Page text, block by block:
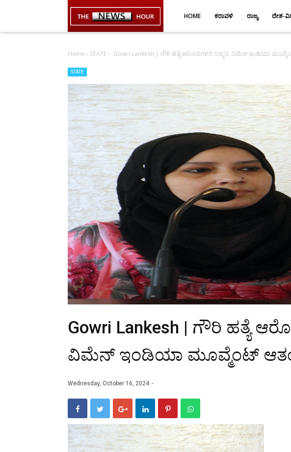
HOME ಕರಾವಳಿ ರಾಜ್ಯ ದೇಶ-
Home › STATE› Gowri Lankesh | ಗೌರಿ ಹತ್ಯೆ ಆರೋಪಿಗಳಿಗೆ ಸನ್ಮಾನ; ವಿಮೆನ್ ಇಂಡಿಯಾ
STATE
Gowri Lankesh | ಗೌರಿ ಹತ್ಯೆ
ವಿಮೆನ್ ಇಂಡಿಯಾ ಮೂವ್ಮೆಂಟ್
Wednesday, October 16, 2024